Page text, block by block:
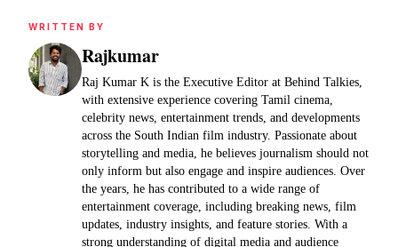
WRITTEN BY
Rajkumar
Raj Kumar K is the Executive Editor at Behind Talkies,
with extensive experience covering Tamil cinema,
celebrity news, entertainment trends, and developments
across the South Indian film industry. Passionate about
storytelling and media, he believes journalism should not
only inform but also engage and inspire audiences. Over
the years, he has contributed to a wide range of
entertainment coverage, including breaking news, film
updates, industry insights, and feature stories. With a
strong understanding of digital media and audience